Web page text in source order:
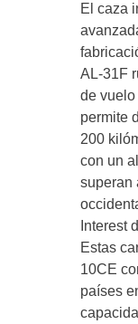
El caza
AL-31F
de
permite
200
con un
superan
Interest
Estas
10CE
países